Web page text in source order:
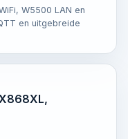
W5500 LAN en
en uitgebreide